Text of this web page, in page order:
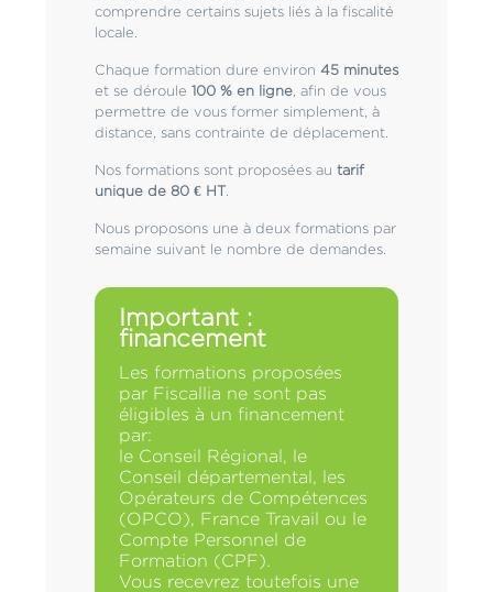
comprendre certains sujets liés à la fiscalité
locale.
Chaque formation dure environ 45 minutes
et se déroule 100 % en ligne, afin de vous
permettre de vous former simplement, à
distance, sans contrainte de déplacement.
Nos formations sont proposées au tarif
unique de 80 € HT.
Nous proposons une à deux formations par
semaine suivant le nombre de demandes.
Important :
financement
Les formations proposées
par Fiscallia ne sont pas
éligibles à un financement
par:
le Conseil Régional, le
Conseil départemental, les
Opérateurs de Compétences
(OPCO), France Travail ou le
Compte Personnel de
Formation (CPF).
Vous recevrez toutefois une